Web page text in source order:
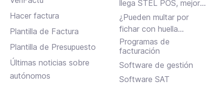
Hacer factura
Plantilla de Factura
Plantilla de Presupuesto
Últimas noticias sobre
autónomos
llega STEL POS, mejoras
en Assistant, albaranes
en Inbox y más
¿Pueden multar por
fichar con huella
dactilar?
Programas de
facturación
Software de gestión
Software SAT